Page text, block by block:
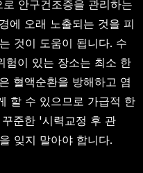
안구건조증을 관리하는
에 오래 노출되는 것을 피
것이 도움이 됩니다. 수
험이 있는 장소는 최소 한
혈액순환을 방해하고 염
할 수 있으므로 가급적 한
준한 '시력교정 후 관
잊지 말아야 합니다.